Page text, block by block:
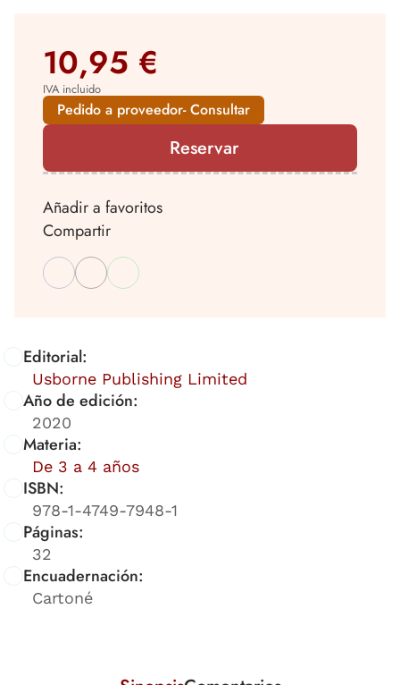
Editorial:
Usborne Publishing Limited
Año de edición:
2020
Materia:
De 3 a 4 años
ISBN:
978-1-4749-7948-1
Páginas:
32
Encuadernación:
Cartoné
10,95 €
IVA incluido
Pedido a proveedor- Consultar
Reservar
Añadir a favoritos
Compartir